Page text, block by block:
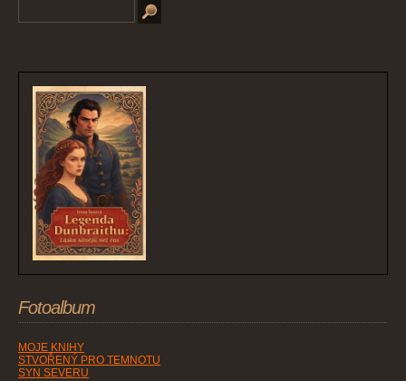
Fotoalbum
MOJE KNIHY
STVOŘENÝ PRO TEMNOTU
SYN SEVERU